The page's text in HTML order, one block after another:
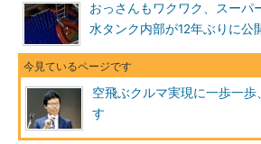
おっさんもワクワク、スーパ
水タンク内部が12年ぶりに公
空飛ぶクルマ実現に一歩一
す